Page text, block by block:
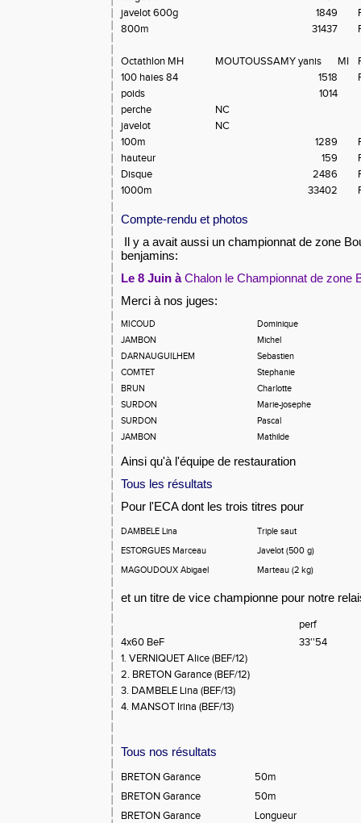
javelot 600g
1849
800m
31437
Octathlon MH MOUTOUSSAMY yanis MI
100 haies 84
1518
poids
1014
perche
NC
javelot
NC
100m
1289
hauteur
159
Disque
2486
1000m
33402
Compte-rendu et photos
Il y a avait aussi un championnat de zone
benjamins:
Le 8 Juin àChalon le Championnat de zone
Merci à nos juges:
MICOUD
Dominique
JAMBON
Michel
DARNAUGUILHEM
Sebastien
COMTET
Stephanie
BRUN
Charlotte
SURDON
Marie-josephe
SURDON
Pascal
JAMBON
Mathilde
Ainsi qu'à l'équipe de restauration
Tous les résultats
Pour l'ECA dont les trois titres pour
DAMBELE Lina
Triple saut
ESTORGUES Marceau
Javelot (500 g)
MAGOUDOUX Abigael
Marteau (2 kg)
et un titre de vice championne pour notre
perf
4x60 BeF
33''54
1. VERNIQUET Alice (BEF/12)
2. BRETON Garance (BEF/12)
3. DAMBELE Lina (BEF/13)
4. MANSOT Irina (BEF/13)
Tous nos résultats
BRETON Garance
50m
BRETON Garance
50m
BRETON Garance
Longueur